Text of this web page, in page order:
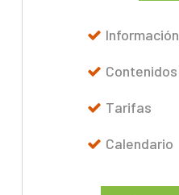
Información
Contenidos
Tarifas
Calendario